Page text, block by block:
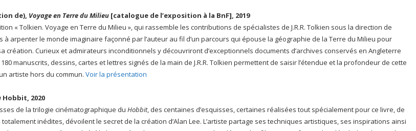
de), Voyage en Terre du Milieu [catalogue de l’exposition à la BnF], 2019
« Tolkien. Voyage en Terre du Milieu », qui rassemble les contributions de spécialistes de J.R.R. Tolkien sous la direction de
à arpenter le monde imaginaire façonné par l’auteur au fil d’un parcours qui épouse la géographie de la Terre du Milieu pour
création. Curieux et admirateurs inconditionnels y découvriront d’exceptionnels documents d’archives conservés en Angleterre
manuscrits, dessins, cartes et lettres signés de la main de J.R.R. Tolkien permettent de saisir l’étendue et la profondeur de cette
artiste hors du commun. Voir la présentation
Hobbit, 2020
de la trilogie cinématographique du Hobbit, des centaines d’esquisses, certaines réalisées tout spécialement pour ce livre, de
inédites, dévoilent le secret de la création d’Alan Lee. L’artiste partage ses techniques artistiques, ses inspirations ainsi